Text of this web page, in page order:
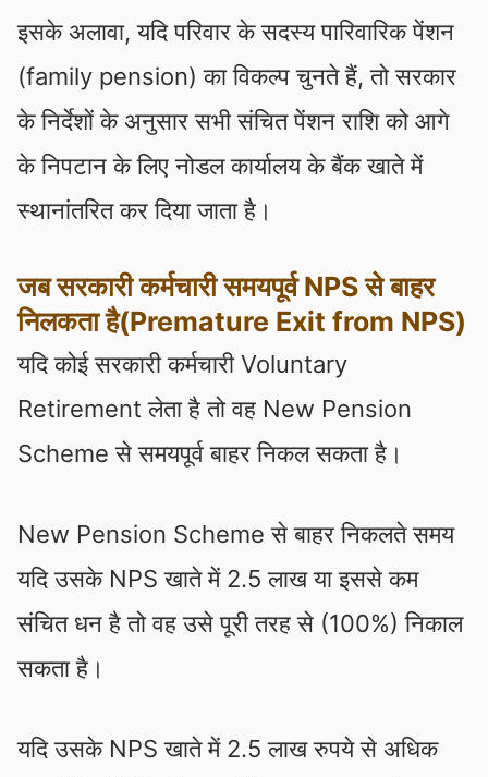
इसके अलावा, यदि परिवार के सदस्य पारिवारिक पेंशन
(family pension) का विकल्प चुनते हैं, तो सरकार
के निर्देशों के अनुसार सभी संचित पेंशन राशि को आगे
के निपटान के लिए नोडल कार्यालय के बैंक खाते में
स्थानांतरित कर दिया जाता है।
जब सरकारी कर्मचारी समयपूर्व NPS से बाहर
निलकता है(Premature Exit from NPS)
यदि कोई सरकारी कर्मचारी Voluntary
Retirement लेता है तो वह New Pension
Scheme से समयपूर्व बाहर निकल सकता है।
New Pension Scheme से बाहर निकलते समय
यदि उसके NPS खाते में 2.5 लाख या इससे कम
संचित धन है तो वह उसे पूरी तरह से (100%) निकाल
सकता है।
यदि उसके NPS खाते में 2.5 लाख रुपये से अधिक